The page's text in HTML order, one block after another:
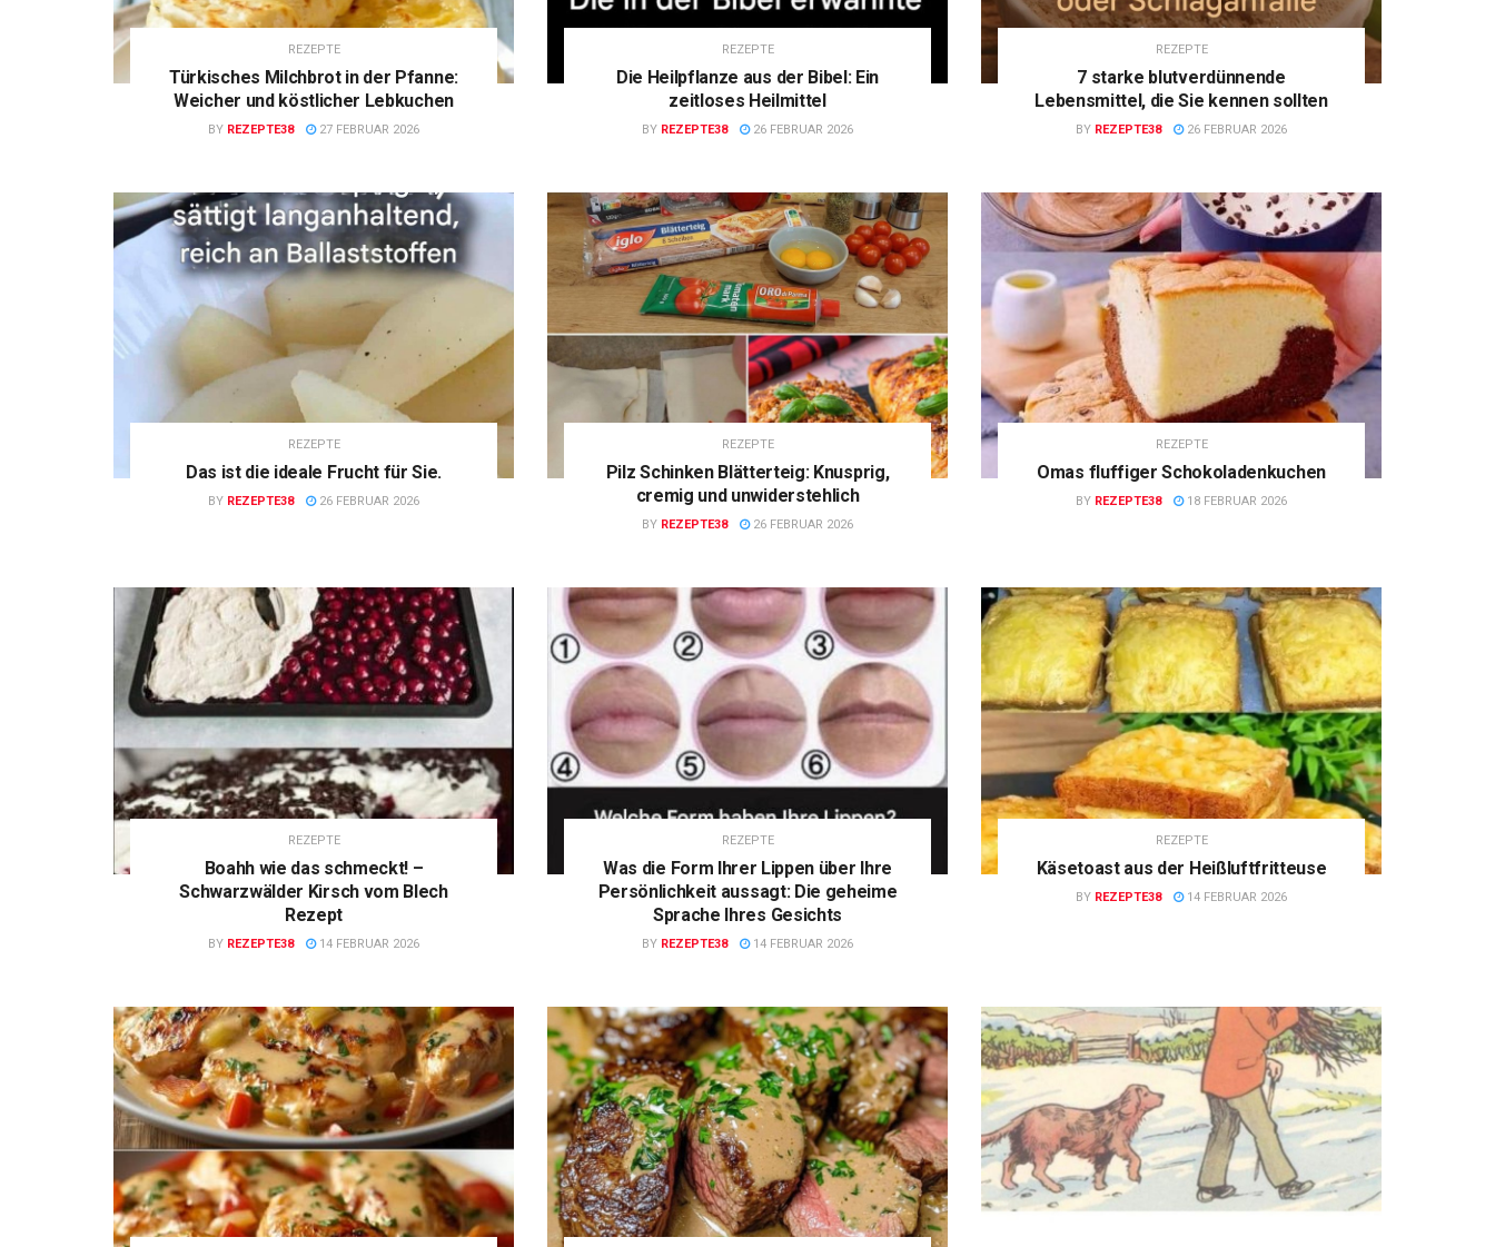
REZEPTE
Türkisches Milchbrot in der Pfanne:
Weicher und köstlicher Lebkuchen
BY REZEPTE38 27 FEBRUAR 2026
REZEPTE
Die Heilpflanze aus der Bibel: Ein
zeitloses Heilmittel
BY REZEPTE38 26 FEBRUAR 2026
REZEPTE
7 starke blutverdünnende
Lebensmittel, die Sie kennen sollten
BY REZEPTE38 26 FEBRUAR 2026
REZEPTE
Das ist die ideale Frucht für Sie.
BY REZEPTE38 26 FEBRUAR 2026
REZEPTE
Pilz Schinken Blätterteig: Knusprig,
cremig und unwiderstehlich
BY REZEPTE38 26 FEBRUAR 2026
REZEPTE
Omas fluffiger Schokoladenkuchen
BY REZEPTE38 18 FEBRUAR 2026
REZEPTE
Boahh wie das schmeckt! –
Schwarzwälder Kirsch vom Blech
Rezept
BY REZEPTE38 14 FEBRUAR 2026
REZEPTE
Was die Form Ihrer Lippen über Ihre
Persönlichkeit aussagt: Die geheime
Sprache Ihres Gesichts
BY REZEPTE38 14 FEBRUAR 2026
REZEPTE
Käsetoast aus der Heißluftfritteuse
BY REZEPTE38 14 FEBRUAR 2026